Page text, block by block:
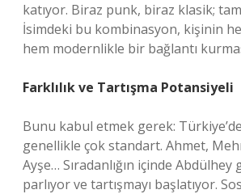
katıyor. Biraz punk, biraz klasik;
İsimdeki bu kombinasyon, kişinin
hem modernlikle bir bağlantı
Farklılık ve Tartışma Potansiyeli
Bunu kabul etmek gerek:
genellikle çok standart. Ahmet,
Ayşe… Sıradanlığın içinde
parlıyor ve tartışmayı başlatıyor.